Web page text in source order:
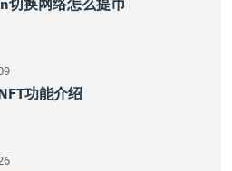
切换网络怎么提币
功能介绍